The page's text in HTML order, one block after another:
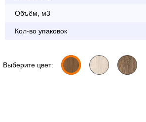
Объём, м3
Кол-во упаковок
По Москве в пределах МКАД
Свыше 90 000 руб.
Выберите цвет: